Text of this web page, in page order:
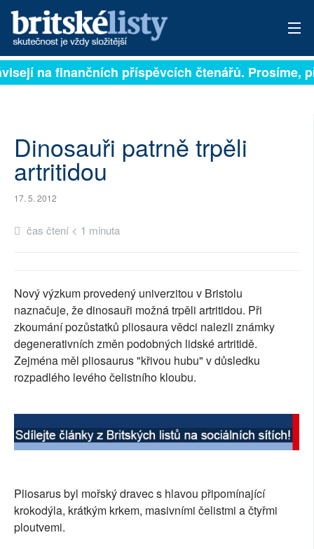
PŘIHLÁSIT
ARCHIV
ROZHOVORY
TÉMATA
NEJČTENĚJŠÍ ZA 7 DNÍ
PŘÍSPĚVKY NA PROVOZ
SOCIÁLNÍ SÍTĚ
RUBRIKY
na finančních příspěvcích čtenářů. Prosíme,
Dinosauři patrně trpěli
artritidou
17. 5. 2012
čas čtení < 1 minuta
Nový výzkum provedený univerzitou v Bristolu
naznačuje, že dinosauři možná trpěli artritidou. Při
zkoumání pozůstatků pliosaura vědci nalezli známky
degenerativních změn podobných lidské artritidě.
Zejména měl pliosaurus "křivou hubu" v důsledku
rozpadlého levého čelistního kloubu.
Pliosarus byl mořský dravec s hlavou připomínající
krokodýla, krátkým krkem, masivními čelistmi a čtyřmi
ploutvemi.